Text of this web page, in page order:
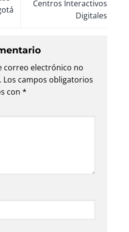
Centros Interactivos
Digitales
correo electrónico no
Los campos obligatorios
con *